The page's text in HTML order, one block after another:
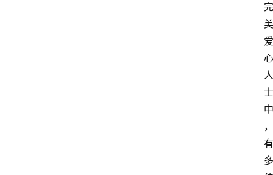
完
美
爱
心
人
士
中
，
有
多